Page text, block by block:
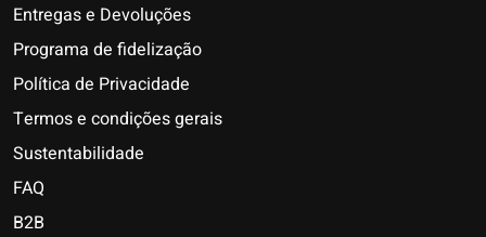
Entregas e Devoluções
Programa de fidelização
Política de Privacidade
Termos e condições gerais
Sustentabilidade
FAQ
B2B